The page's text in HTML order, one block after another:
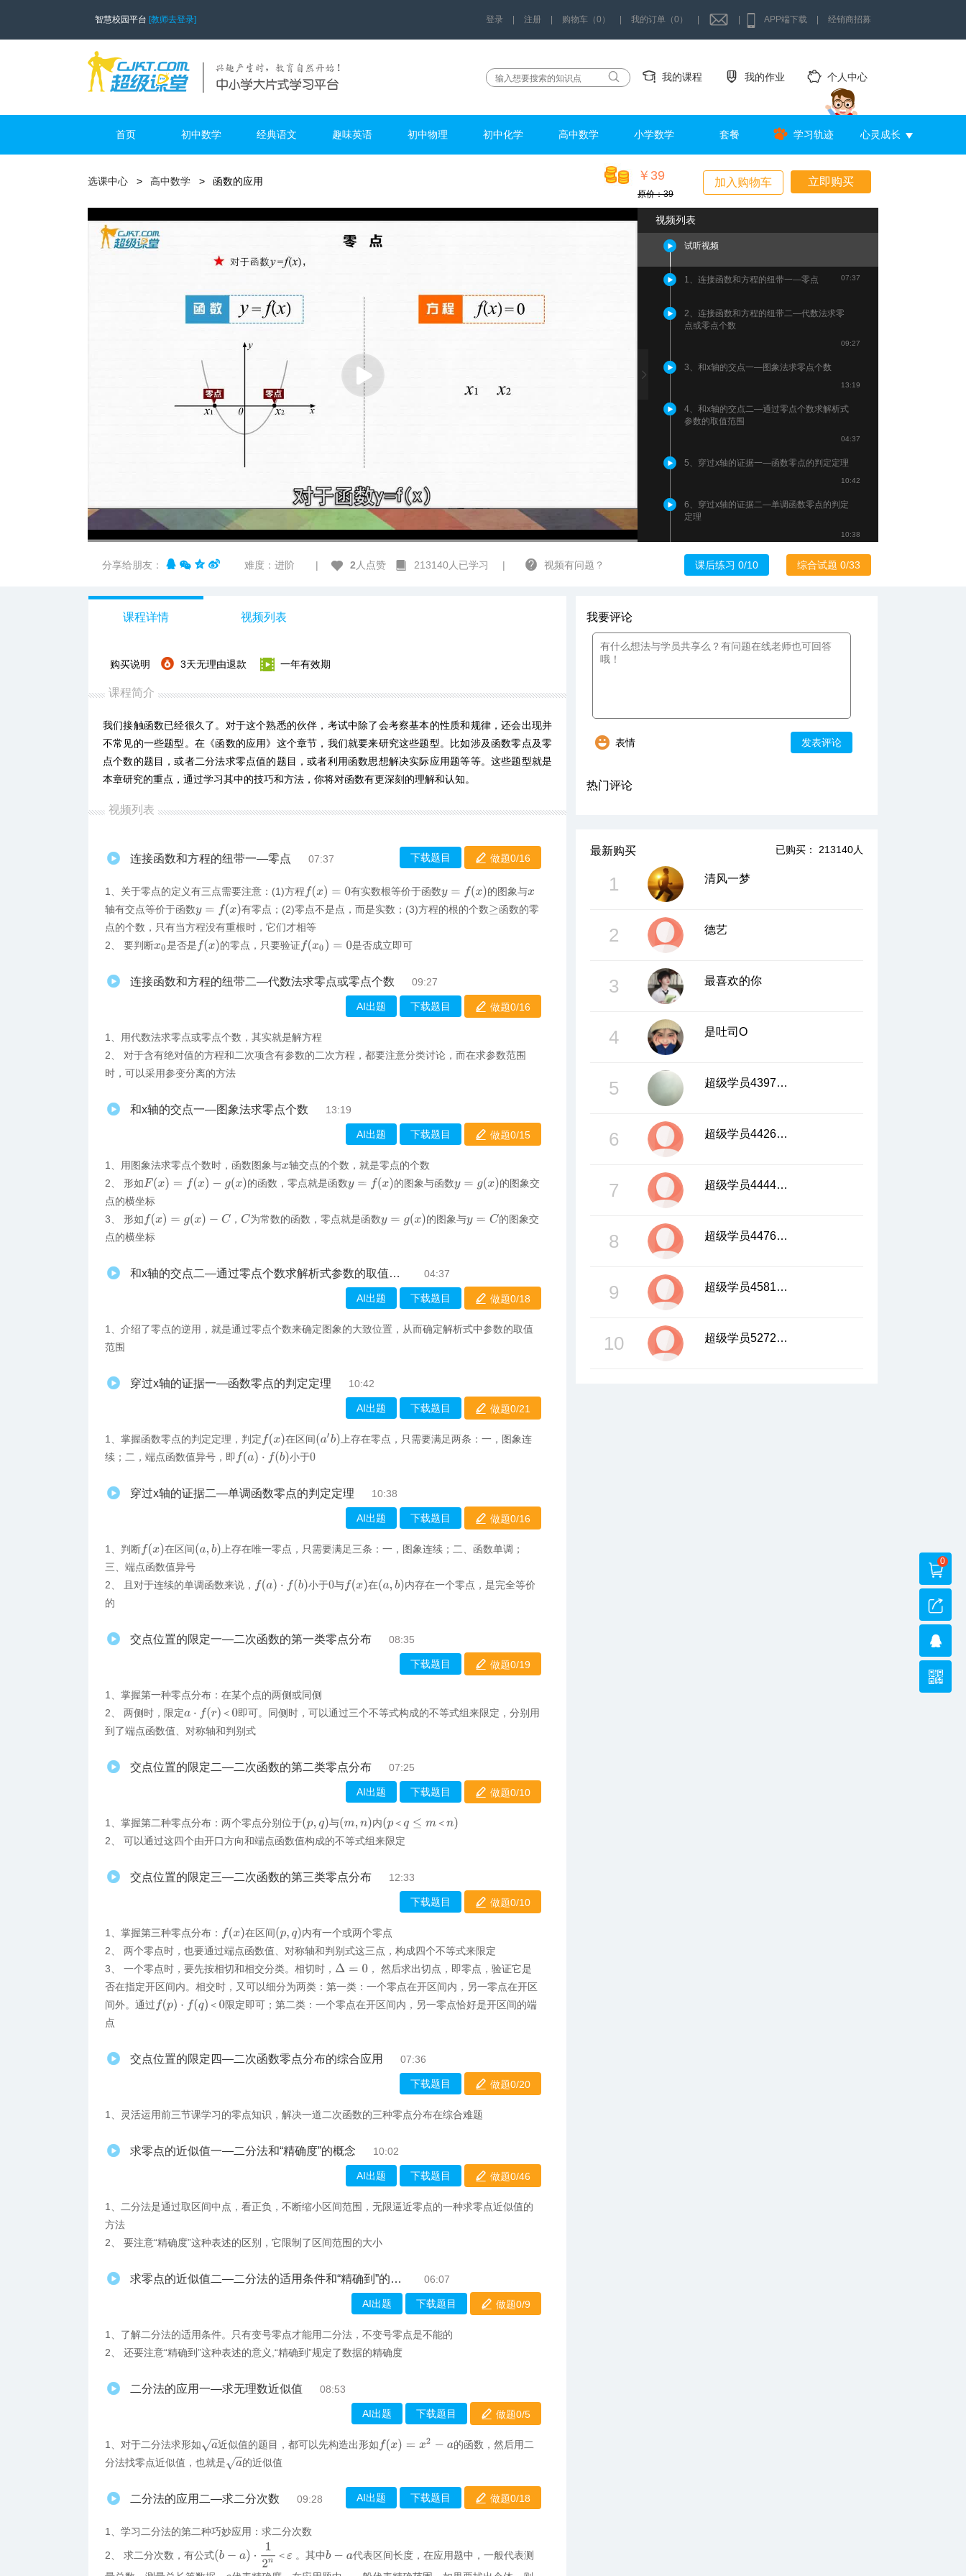
智慧校园平台 [教师去登录] 登录 注册 购物车（0） 我的订单（0） APP端下载 经销商招募
我的课程 我的作业 个人中心
首页 初中数学 经典语文 趣味英语 初中物理 初中化学 高中数学 小学数学 套餐 学习轨迹 心灵成长
立即购买
加入购物车
￥39
原价：39
选课中心 高中数学 函数的应用
00:00 / 03:00 流畅 1x
视频列表
试听视频
1、连接函数和方程的纽带一—零点 07:37
2、连接函数和方程的纽带二—代数法求零
点或零点个数
09:27
3、和x轴的交点一—图象法求零点个数
13:19
4、和x轴的交点二—通过零点个数求解析式
参数的取值范围
04:37
5、穿过x轴的证据一—函数零点的判定定理
10:42
6、穿过x轴的证据二—单调函数零点的判定
定理
10:38
7、交点位置的限定一—二次函数的第一类
零点分布
10、交点位置的限定四—二次函数零点分布
07:36
13、二分法的应用一—求无理数近似值
14、二分法的应用二—求二分次数
分享给朋友： 难度：进阶 | 2 人点赞 213140人已学习 | 视频有问题？ 课后练习 0/10 综合试题 0/33
课程详情 视频列表
购买说明 3天无理由退款 一年有效期
课程简介
我们接触函数已经很久了。对于这个熟悉的伙伴，考试中除了会考察基本的性质和规律，还会出现并
不常见的一些题型。在《函数的应用》这个章节，我们就要来研究这些题型。比如涉及函数零点及零
点个数的题目，或者二分法求零点值的题目，或者利用函数思想解决实际应用题等等。这些题型就是
本章研究的重点，通过学习其中的技巧和方法，你将对函数有更深刻的理解和认知。
视频列表
连接函数和方程的纽带一—零点 07:37 下载题目 做题0/16
1、关于零点的定义有三点需要注意：(1)方程 f(x)=0 有实数根等价于函数y=f(x ) 的图象与x
轴有交点等价于函数y=f(x ) 有零点；(2)零点不是点，而是实数；(3)方程的根的个数≥ 函数的零
点的个数，只有当方程没有重根时，它们才相等
2、 要判断x0是否是 f(x) 的零点，只要验证 f(x0)=0 是否成立即可
连接函数和方程的纽带二—代数法求零点或零点个数 09:27
AI出题 下载题目 做题0/16
1、​用代数法求零点或零点个数，其实就是解方程
2、 对于含有绝对值的方程和二次项含有参数的二次方程，都要注意分类讨论，而在求参数范围
时，可以采用参变分离的方法
和x轴的交点一—图象法求零点个数 13:19
AI出题 下载题目 做题0/15
1、​用图象法求零点个数时，函数图象与x轴交点的个数，就是零点的个数
2、 形如F(x)=f (x) −g(x) 的函数，零点就是函数y=f(x ) 的图象与函数y=g( x)
的图象交
点的横坐标
3、 形如 f(x)=g (x) −C ， C 为常数的函数，零点就是函数y=g( x) 的图象与y=C
的图象交
点的横坐标
和x轴的交点二—通过零点个数求解析式参数的取值范围 04:37
AI出题 下载题目 做题0/18
1、介绍了零点的逆用，就是通过零点个数来确定图象的大致位置，从而确定解析式中参数的取值
范围
穿过x轴的证据一—函数零点的判定定理 10:42
AI出题 下载题目 做题0/21
1、掌握函数零点的判定定理，判定 f(x) 在区间(a′b)
上存在零点，只需要满足两条：一，图象连
续；二，端点函数值异号，即 f(a)·f b ) 小于0
穿过x轴的证据二—单调函数零点的判定定理 10:38
AI出题 下载题目 做题0/16
1、判断f(x) 在区间(a,b)
上存在唯一零点，只需要满足三条：一，图象连续；二、函数单调；
三、端点函数值异号
2、 且对于连续的单调函数来说， f(a)·f b ) 小于0与f(x) 在(a,b) 内存在一个零点，是完全等价
的
交点位置的限定一—二次函数的第一类零点分布 08:35
下载题目 做题0/19
1、掌握第一种零点分布：在某个点的两侧或同侧
2、 两侧时，限定
＜
a⋅ f( r)＜0
即可。同侧时，可以通过三个不等式构成的不等式组来限定，分别用
到了端点函数值、对称轴和判别式
交点位置的限定二—二次函数的第二类零点分布 07:25
AI出题 下载题目 做题0/10
1、​掌握第二种零点分布：两个零点分别位于(p,q) 与(m,n ) 内 ＜ ＜
(p＜q≤ m ＜n)
2、 可以通过这四个由开口方向和端点函数值构成的不等式组来限定
交点位置的限定三—二次函数的第三类零点分布 12:33
下载题目 做题0/10
1、掌握第三种零点分布： f(x) 在区间(p,q) 内有一个或两个零点
2、 两个零点时，也要通过端点函数值、对称轴和判别式这三点，构成四个不等式来限定
3、 一个零点时，要先按相切和相交分类。相切时， Δ= 0
， 然后求出切点，即零点，验证它是
否在指定开区间内。相交时，又可以细分为两类：第一类：一个零点在开区间内，另一零点在开区
间外。通过
＜
f(p)⋅f q )＜0
限定即可；第二类：一个零点在开区间内，另一零点恰好是开区间的端
点
交点位置的限定四—二次函数零点分布的综合应用 07:36
下载题目 做题0/20
1、灵活运用前三节课学习的零点知识，解决一道二次函数的三种零点分布在综合难题
求零点的近似值一—二分法和“精确度”的概念 10:02
AI出题 下载题目 做题0/46
1、二分法是通过取区间中点，看正负，不断缩小区间范围，无限逼近零点的一种求零点近似值的
方法
2、 要注意“精确度”这种表述的区别，它限制了区间范围的大小
求零点的近似值二—二分法的适用条件和“精确到”的概念 06:07
AI出题 下载题目 做题0/9
1、了解二分法的适用条件。只有变号零点才能用二分法，不变号零点是不能的
2、 还要注意“精确到”这种表述的意义,“精确到”规定了数据的精确度
二分法的应用一—求无理数近似值 08:53
AI出题 下载题目 做题0/5
1、对于二分法求形如a 近似值的题目，都可以先构造出形如 f(x)=x 2− a
的函数，然后用二
分法找零点近似值，也就是a 的近似值
二分法的应用二—求二分次数 09:28 AI出题 下载题目 做题0/18
1、学习二分法的第二种巧妙应用：求二分次数
2、 求二分次数，有公式 ＜
(b 1 ＜ε
。其中b −a
代表区间长度，在应用题中，一般代表测
我要评论
发表评论
表情
热门评论
已购买： 213140人
最新购买
1 清风一梦
2 德艺
3 最喜欢的你
4 是吐司O
5 超级学员4397859
6 超级学员4426552
7 超级学员4444827
8 超级学员4476821
9 超级学员4581325
10 超级学员5272533
0